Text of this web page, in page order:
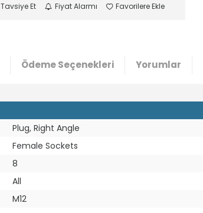
Tavsiye Et Fiyat Alarmı Favorilere Ekle
Ödeme Seçenekleri Yorumlar
Plug, Right Angle
Female Sockets
8
All
M12